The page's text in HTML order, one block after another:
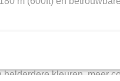
beschikbaar op
displays van
kleuren, meer